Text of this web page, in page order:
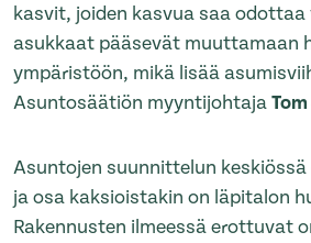
kasvit, joiden kasvua saa odottaa
asukkaat pääsevät muuttamaan
ympäristöön, mikä lisää
Asuntosäätiön myyntijohtaja
Asuntojen suunnittelun
ja osa kaksioistakin on läpitalon
Rakennusten ilmeessä erottuvat